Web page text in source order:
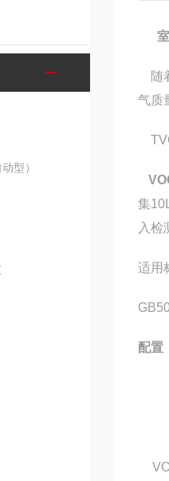
型）
随
气质
集
入检
适用
配置